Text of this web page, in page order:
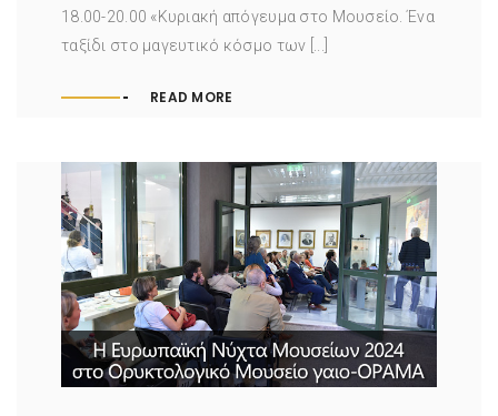
18.00-20.00 «Κυριακή απόγευμα στο Μουσείο. Ένα
ταξίδι στο μαγευτικό κόσμο των [...]
READ MORE